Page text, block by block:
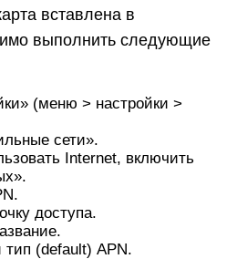
вставлена в
выполнить следующие
(меню > настройки >
сети».
Internet, включить
доступа.
(default) APN.